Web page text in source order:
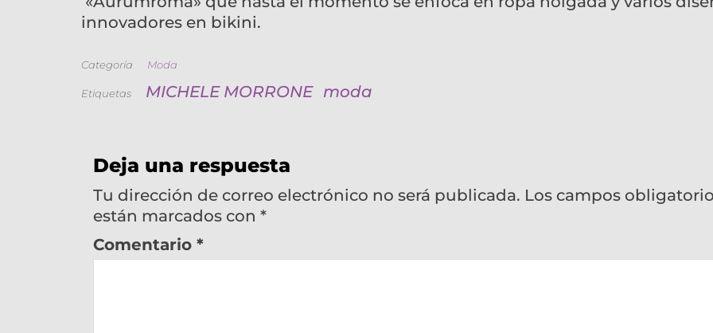
innovadores en bikini.
Categoría Moda
Etiquetas MICHELE MORRONE moda
Deja una respuesta
Tu dirección de correo electrónico no será publicada. Los campos
están marcados con *
Comentario *